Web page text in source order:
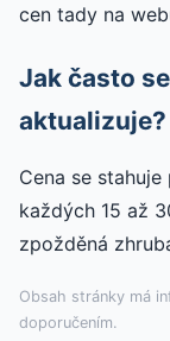
cen tady na
Jak často
aktualizuje?
Cena se
každých 15 až
zpožděná
Obsah stránky má
doporučením.